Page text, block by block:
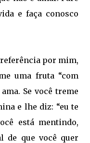
e faça conosco
por mim,
uma fruta “com
Se você treme
e lhe diz: “eu te
está mentindo,
de que você quer